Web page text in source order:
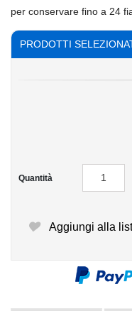
per conservare fino a 24
PRODOTTI
Quantità
Aggiungi alla